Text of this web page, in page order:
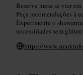
Reserve mesa se vier
Peça recomendações à
Experimente o
necessidades sem
https://